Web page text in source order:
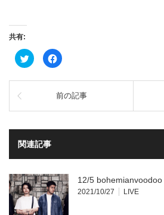
共有:
ク
リ
共
(新
い
ウ
ウ
で
開
き
ま
Facebook
で
る
に
ク
ッ
い
(新
し
い
ウ
前の記事
関連記事
12/5
2021/10/27 LIVE